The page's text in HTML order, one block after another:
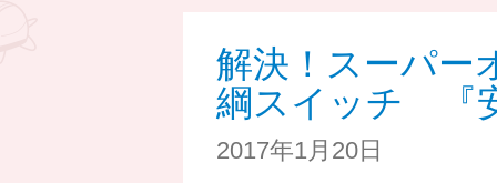
解決！スーパ
綱スイッチ 『
2017年1月20日